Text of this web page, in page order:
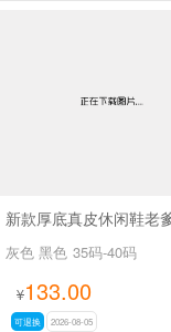
灰色 黑色 35码-40码
¥133.00
可退换 2026-08-05